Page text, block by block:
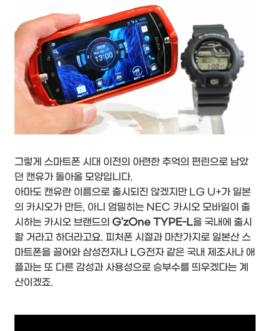
그렇게 스마트폰 시대 이전의 아련한 추억의 편린으로 남았
던 캔유가 돌아올 모양입니다.
아마도 캔유란 이름으로 출시되진 않겠지만 LG U+가 일본
의 카시오가 만든, 아니 엄밀히는 NEC 카시오 모바일이 출
시하는 카시오 브랜드의 G'zOne TYPE-L을 국내에 출시
할 거라고 하더라고요. 피처폰 시절과 마찬가지로 일본산 스
마트폰을 끌어와 삼성전자나 LG전자 같은 국내 제조사나 애
플과는 또 다른 감성과 사용성으로 승부수를 띄우겠다는 계
산이겠죠.